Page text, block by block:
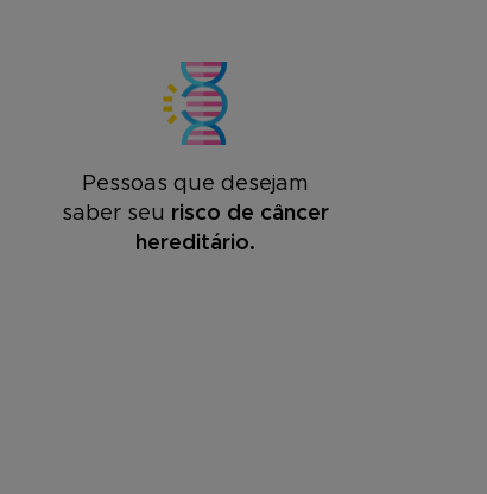
Pessoas que desejam
saber seu risco de câncer
hereditário.